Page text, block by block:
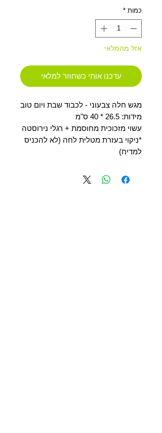
כמות *
אזל מהמלאי
עדכנו אותי כשחוזר למלאי
מגש חלה צבעוני - לכבוד שבת ויום טוב
מידות: 26.5 * 40 ס"מ
עשוי מזכוכית מחוסמת + רגלי נירוסטה
*ניקוי בעזרת מטלית לחה (לא להכניס
למדיח)